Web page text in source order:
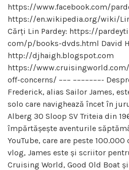
https://www.facebook.com/
https://en.wikipedia.org/wiki/
Cărți Lin Pardey: https://
com/p/books-dvds.html David
http://djhaigh.blogspot.com
https://
off-concerns/ ––– –––––––-
Frederick, alias Sailor James,
solo care navighează încet în
Alberg 30 Sloop SV Triteia din
împărtășește aventurile
YouTube, care are peste 100.000
vlog, James este și scriitor
Cruising World, Good Old Boat